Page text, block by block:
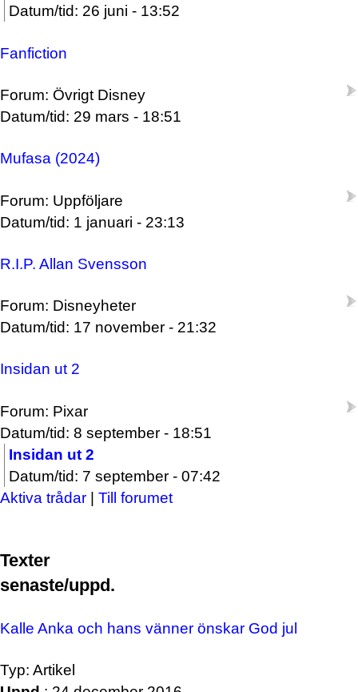
Datum/tid: 26 juni - 13:52
Fanfiction
Forum: Övrigt Disney
Datum/tid: 29 mars - 18:51
Mufasa (2024)
Forum: Uppföljare
Datum/tid: 1 januari - 23:13
R.I.P. Allan Svensson
Forum: Disneyheter
Datum/tid: 17 november - 21:32
Insidan ut 2
Forum: Pixar
Datum/tid: 8 september - 18:51
Insidan ut 2
Datum/tid: 7 september - 07:42
Aktiva trådar | Till forumet
Texter
senaste/uppd.
Kalle Anka och hans vänner önskar God jul
Typ: Artikel